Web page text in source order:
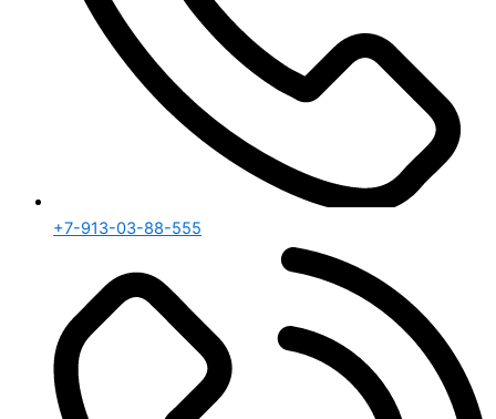
+7-913-03-88-555